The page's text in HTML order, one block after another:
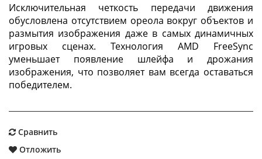
Исключительная четкость передачи движения
обусловлена отсутствием ореола вокруг объектов и
размытия изображения даже в самых динамичных
игровых сценах. Технология AMD FreeSync
уменьшает появление шлейфа и дрожания
изображения, что позволяет вам всегда оставаться
победителем.
Сравнить
Отложить